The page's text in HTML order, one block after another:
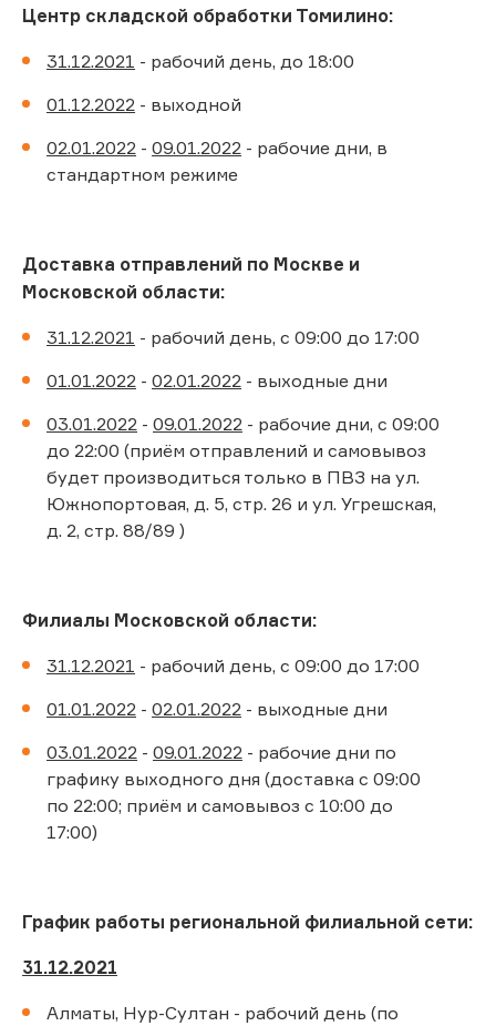
Центр складской обработки Томилино:
31.12.2021 - рабочий день, до 18:00
01.12.2022 - выходной
02.01.2022 - 09.01.2022 - рабочие дни, в
стандартном режиме
Доставка отправлений по Москве и
Московской области:
31.12.2021 - рабочий день, с 09:00 до 17:00
01.01.2022 - 02.01.2022 - выходные дни
03.01.2022 - 09.01.2022 - рабочие дни, с 09:00
до 22:00 (приём отправлений и самовывоз
будет производиться только в ПВЗ на ул.
Южнопортовая, д. 5, стр. 26 и ул. Угрешская,
д. 2, стр. 88/89 )
Филиалы Московской области:
31.12.2021 - рабочий день, с 09:00 до 17:00
01.01.2022 - 02.01.2022 - выходные дни
03.01.2022 - 09.01.2022 - рабочие дни по
графику выходного дня (доставка с 09:00
по 22:00; приём и самовывоз с 10:00 до
17:00)
График работы региональной филиальной сети:
31.12.2021
Алматы, Нур-Султан - рабочий день (по